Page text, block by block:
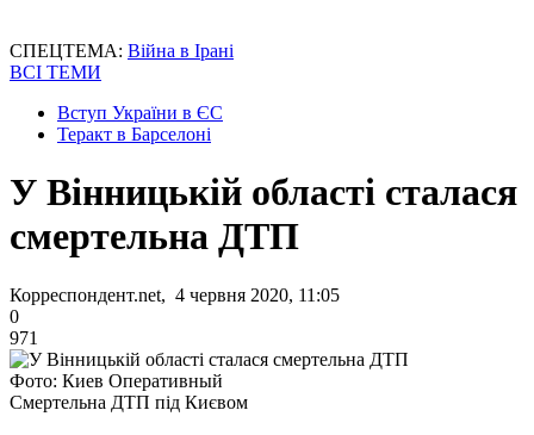
СПЕЦТЕМА: Війна в Ірані
ВСІ ТЕМИ
Вступ України в ЄС
Теракт в Барселоні
У Вінницькій області сталася
смертельна ДТП
Корреспондент.net, 4 червня 2020, 11:05
0
971
Фото: Киев Оперативный
Смертельна ДТП під Києвом